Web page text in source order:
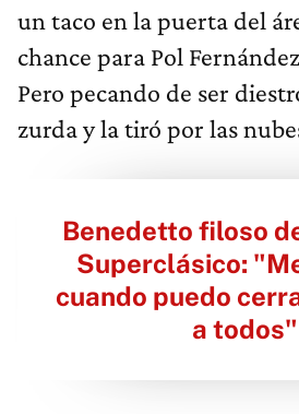
un taco en la puerta del
chance para Pol
Pero pecando de ser
zurda y la tiró por las
Benedetto filoso
Superclásico:
cuando puedo
a todos"